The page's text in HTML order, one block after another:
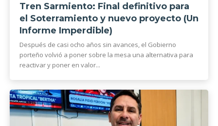
Tren Sarmiento: Final definitivo para
el Soterramiento y nuevo proyecto (Un
Informe Imperdible)
Después de casi ocho años sin avances, el Gobierno
porteño volvió a poner sobre la mesa una alternativa para
reactivar y poner en valor...